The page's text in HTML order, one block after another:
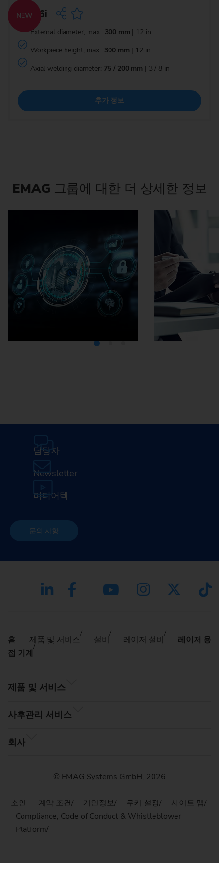
NEW
ELC 6i
External diameter, max.: 300 mm | 12 in
Workpiece height, max.: 300 mm | 12 in
Axial welding diameter: 75 / 200 mm | 3 / 8 in
추가 정보
EMAG 그룹에 대한 더 상세한 정보
담당자
Newsletter
미디어텍
문의 사항
홈 제품 및 서비스 설비 레이저 설비
레이저 용
접 기계
제품 및 서비스
사후관리 서비스
회사
© EMAG Systems GmbH, 2026
소인 계약 조건 개인정보 쿠키 설정
사이트 맵
Compliance, Code of Conduct & Whistleblower
Platform